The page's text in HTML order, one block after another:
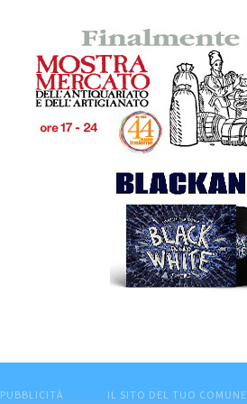
PUBBLICITÀ IL SITO DEL TUO COMUNE